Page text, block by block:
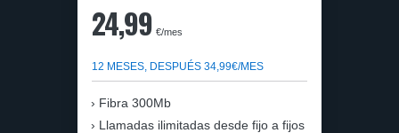
24,99 €/mes
12 MESES, DESPUÉS 34,99€/MES
Fibra 300Mb
Llamadas ilimitadas desde fijo a fijos